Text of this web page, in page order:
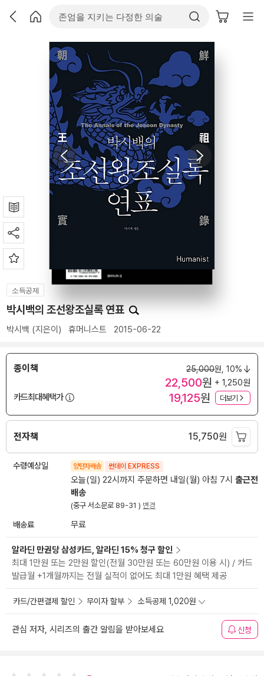
소득공제
박시백의 조선왕조실록 연표
박시백 (지은이) 휴머니스트 2015-06-22
종이책 25,000원, 10%
22,500원 + 1,250원
카드최대혜택가
19,125원 더보기
전자책 15,750원
수령예상일 양탄자배송 썬데이 EXPRESS
오늘(일) 22시까지 주문하면 내일(월) 아침 7시 출근전
배송
(중구 서소문로 89-31 ) 변경
배송료 무료
알라딘 만권당 삼성카드, 알라딘 15% 청구 할인
최대 1만원 또는 2만원 할인(전월 30만원 또는 60만원 이용 시) / 카드
발급월 +1개월까지는 전월 실적이 없어도 최대 1만원 혜택 제공
카드/간편결제 할인 무이자 할부 소득공제 1,020원
관심 저자, 시리즈의 출간 알림을 받아보세요 신청